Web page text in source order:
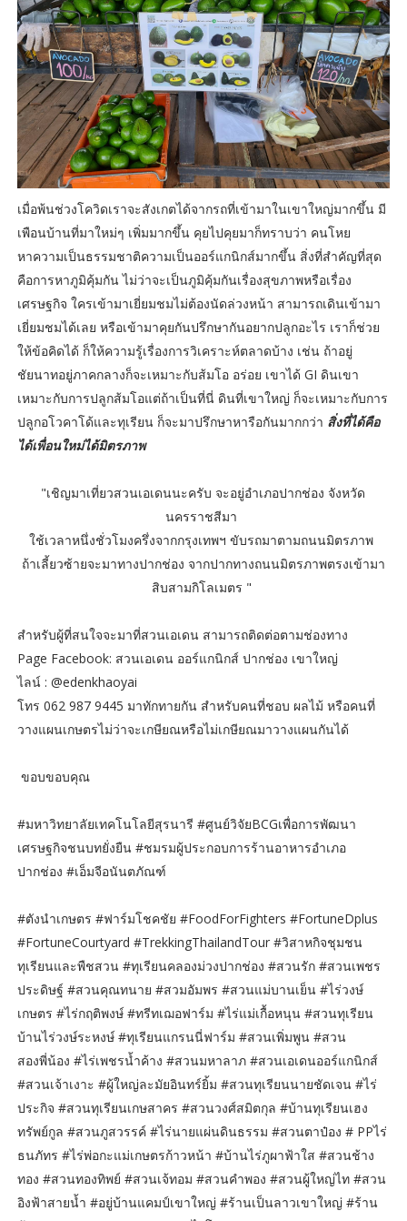
เมื่อพ้นช่วงโควิดเราจะสังเกตได้จากรถที่เข้ามาในเขาใหญ่มากขึ้น มี
เพือนบ้านที่มาใหม่ๆ เพิ่มมากขึ้น คุยไปคุยมาก็ทราบว่า คนโหย
หาความเป็นธรรมชาติความเป็นออร์แกนิกส์มากขึ้น สิ่งที่สำคัญที่สุด
คือการหาภูมิคุ้มกัน ไม่ว่าจะเป็นภูมิคุ้มกันเรื่องสุขภาพหรือเรื่อง
เศรษฐกิจ ใครเข้ามาเยี่ยมชมไม่ต้องนัดล่วงหน้า สามารถเดินเข้ามา
เยี่ยมชมได้เลย หรือเข้ามาคุยกันปรึกษากันอยากปลูกอะไร เราก็ช่วย
ให้ข้อคิดได้ ก็ให้ความรู้เรื่องการวิเคราะห์ตลาดบ้าง เช่น ถ้าอยู่
ชัยนาทอยู่ภาคกลางก็จะเหมาะกับส้มโอ อร่อย เขาได้ GI ดินเขา
เหมาะกับการปลูกส้มโอแต่ถ้าเป็นที่นี่ ดินที่เขาใหญ่ ก็จะเหมาะกับการ
ปลูกอโวคาโด้และทุเรียน ก็จะมาปรึกษาหารือกันมากกว่า สิ่งที่ได้คือ
ได้เพื่อนใหม่ได้มิตรภาพ
"เชิญมาเที่ยวสวนเอเดนนะครับ จะอยู่อำเภอปากช่อง จังหวัด
นครราชสีมา
ใช้เวลาหนึ่งชั่วโมงครึ่งจากกรุงเทพฯ ขับรถมาตามถนนมิตรภาพ
ถ้าเลี้ยวซ้ายจะมาทางปากช่อง จากปากทางถนนมิตรภาพตรงเข้ามา
สิบสามกิโลเมตร "
สำหรับผู้ที่สนใจจะมาที่สวนเอเดน สามารถติดต่อตามช่องทาง
Page Facebook: สวนเอเดน ออร์แกนิกส์ ปากช่อง เขาใหญ่
ไลน์ : @edenkhaoyai
โทร 062 987 9445 มาทักทายกัน สำหรับคนที่ชอบ ผลไม้ หรือคนที่
วางแผนเกษตรไม่ว่าจะเกษียณหรือไม่เกษียณมาวางแผนกันได้
ขอบขอบคุณ
#มหาวิทยาลัยเทคโนโลยีสุรนารี #ศูนย์วิจัยBCGเพื่อการพัฒนา
เศรษฐกิจชนบทยั่งยืน #ชมรมผู้ประกอบการร้านอาหารอำเภอ
ปากช่อง #เอ็มจีอนันตภัณฑ์
#ตังนำเกษตร #ฟาร์มโชคชัย #FoodForFighters #FortuneDplus
#FortuneCourtyard #TrekkingThailandTour #วิสาหกิจชุมชน
ทุเรียนและพืชสวน #ทุเรียนคลองม่วงปากช่อง #สวนรัก #สวนเพชร
ประดิษฐ์ #สวนคุณทนาย #สวมอัมพร #สวนแม่บานเย็น #ไร่วงษ์
เกษตร #ไร่กฤติพงษ์ #ทรีทเฌอฟาร์ม #ไร่แม่เกื้อหนุน #สวนทุเรียน
บ้านไร่วงษ์ระหงษ์ #ทุเรียนแกรนนี่ฟาร์ม #สวนเพิ่มพูน #สวน
สองพี่น้อง #ไร่เพชรน้ำค้าง #สวนมหาลาภ #สวนเอเดนออร์แกนิกส์
#สวนเจ้าเงาะ #ผู้ใหญ่ละมัยอินทร์ยิ้ม #สวนทุเรียนนายชัดเจน #ไร่
ประกิจ #สวนทุเรียนเกษสาคร #สวนวงศ์สมิตกุล #บ้านทุเรียนเฮง
ทรัพย์กูล #สวนภูสวรรค์ #ไร่นายแผ่นดินธรรม #สวนตาป๋อง # PPไร่
ธนภัทร #ไร่พ่อกะแม่เกษตรก้าวหน้า #บ้านไร่ภูผาฟ้าใส #สวนช้าง
ทอง #สวนทองทิพย์ #สวนเจ้ทอม #สวนคำพอง #สวนผู้ใหญ่ไท #สวน
อิงฟ้าสายน้ำ #อยู่บ้านแคมป์เขาใหญ่ #ร้านเป็นลาวเขาใหญ่ #ร้าน